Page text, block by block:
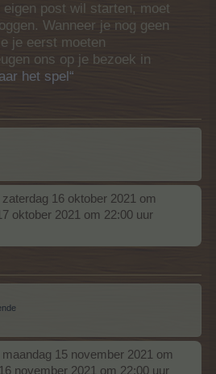
post wil starten, moet
Wanneer je nog geen
je eerst moeten
ons op je bezoek in
het spel“
16 oktober 2021 om
oktober 2021 om 22:00 uur
15 november 2021 om
november 2021 om 22:00 uur